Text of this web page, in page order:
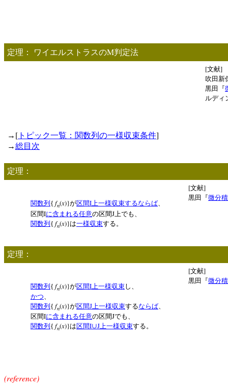
定理： ワイエルストラスのM判定法
[文献]
吹田新
黒田『
ルディ
→ [ トピック一覧：関数列の一様収束条件]
→総目次
定理：
[文献]
黒田『微分
関数列 { fn(x)}が区間I上一様収束するならば、
区間Iに含まれる任意の区間J 上でも、
関数列{ fn(x)}は一様収束する。
定理：
[文献]
黒田『微分
関数列 { fn(x)}が区間I上一様収束し、
かつ
関数列{ fn(x)}が区間J 上一様収束するならば
区間Iに含まれる任意の区間Jでも、
関数列 { fn(x)}は区間I∪J上一様収束する。
(reference)